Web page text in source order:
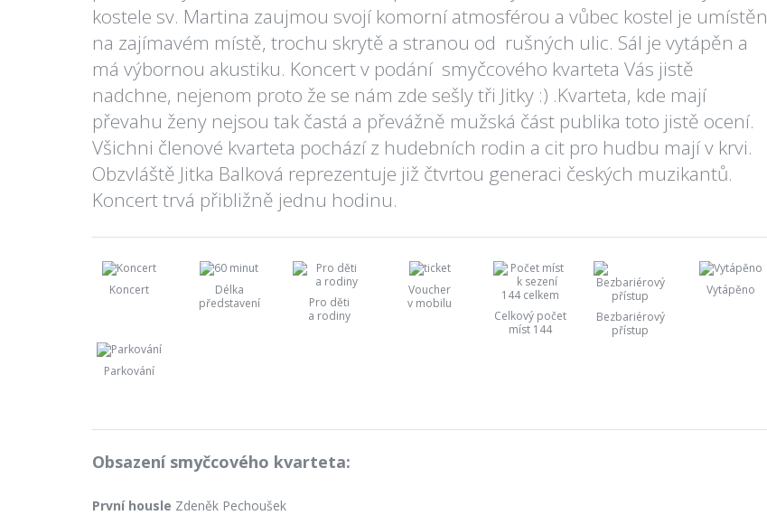
kostele sv. Martina zaujmou svojí komorní atmosférou a vůbec kostel je umístěn
na zajímavém místě, trochu skrytě a stranou od rušných ulic. Sál je vytápěn a
má výbornou akustiku. Koncert v podání smyčcového kvarteta Vás jistě
nadchne, nejenom proto že se nám zde sešly tři Jitky :) .Kvarteta, kde mají
převahu ženy nejsou tak častá a převážně mužská část publika toto jistě ocení.
Všichni členové kvarteta pochází z hudebních rodin a cit pro hudbu mají v krvi.
Obzvláště Jitka Balková reprezentuje již čtvrtou generaci českých muzikantů.
Koncert trvá přibližně jednu hodinu.
Koncert
Délka
představení
Pro děti
a rodiny
Voucher
v mobilu
Celkový počet
míst 144
Bezbariérový
přístup
Vytápěno
Parkování
Obsazení smyčcového kvarteta:
První housle Zdeněk Pechoušek